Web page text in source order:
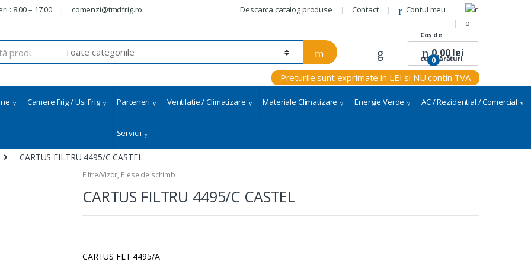
: 8:00 – 17:00 comenzi@tmdfrig.ro Descarca catalog produse Contact Contul meu
0
0,00lei
Preturile sunt exprimate in LEI si NU contin TVA
Camere Frig / Usi Frig Parteneri Ventilatie / Climatizare Materiale Climatizare Energie Verde AC / Rezidential / Comercial
Servicii
CARTUS FILTRU 4495/C CASTEL
Filtre/Vizor, Piese de schimb
CARTUS FILTRU 4495/C CASTEL
CARTUS FLT 4495/A